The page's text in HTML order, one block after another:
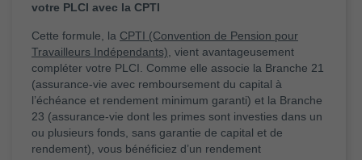
votre PLCI avec la CPTI
Cette formule, la CPTI (Convention de Pension pour
Travailleurs Indépendants) , vient avantageusement
compléter votre PLCI. Comme elle associe la Branche 21
(assurance-vie avec remboursement du capital à
l’échéance et rendement minimum garanti) et la Branche
23 (assurance-vie dont les primes sont investies dans un
ou plusieurs fonds, sans garantie de capital et de
rendement), vous bénéficiez d’un rendement